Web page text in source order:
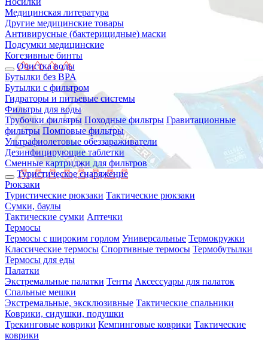
Медицинская литература
Другие медицинские товары
Антивирусные (бактерицидные) маски
Подсумки медицинские
Когезивные бинты
Очистка воды
Бутылки без BPA
Бутылки с фильтром
Гидраторы и питьевые системы
Фильтры для воды
Трубочки фильтры Походные фильтры Гравитационные
фильтры Помповые фильтры
Ультрафиолетовые обеззараживатели
Дезинфицирующие таблетки
Сменные картриджи для фильтров
Туристическое снаряжение
Рюкзаки
Туристические рюкзаки Тактические рюкзаки
Сумки, баулы
Тактические сумки Аптечки
Термосы
Термосы с широким горлом Универсальные Термокружки
Классические термосы Спортивные термосы Термобутылки
Термосы для еды
Палатки
Экстремальные палатки Тенты Аксессуары для палаток
Спальные мешки
Экстремальные, эксклюзивные Тактические спальники
Коврики, сидушки, подушки
Трекинговые коврики Кемпинговые коврики Тактические
коврики